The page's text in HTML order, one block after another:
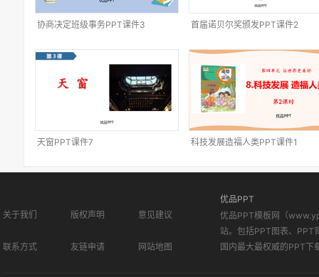
协商决定班级事务PPT课件3 首届诺贝尔奖颁发PPT课件2
天窗PPT课件7 科技发展造福人类PPT课件1
关于我们 版权声明 意见建议
联系方式 友链申请 网站地图
优品PPT
优品PPT模板网（
站。包括PPT图表、PPT
国内最大最权威的PPT下